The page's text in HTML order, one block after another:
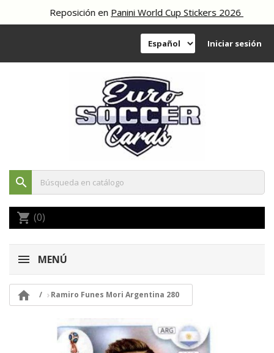
Reposición enPanini World Cup Stickers 2026
Iniciar sesión
search
shopping_cart (0)
MENÚ
 Ramiro Funes Mori Argentina 280